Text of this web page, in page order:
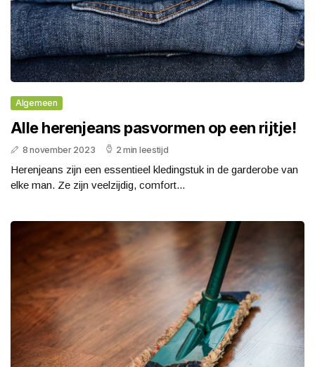
Algemeen
Alle herenjeans pasvormen op een rijtje!
8 november 2023 2 min leestijd
Herenjeans zijn een essentieel kledingstuk in de garderobe van
elke man. Ze zijn veelzijdig, comfort...